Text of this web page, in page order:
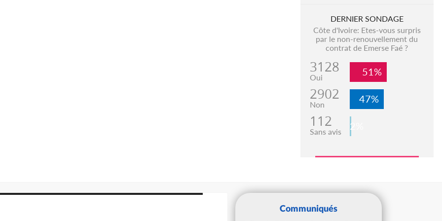
DERNIER SONDAGE
Côte d'Ivoire: Etes-vous surpris
par le non-renouvellement du
contrat de Emerse Faé ?
3128
Oui 51%
2902
Non 47%
112
Sans avis 2%
Communiqués